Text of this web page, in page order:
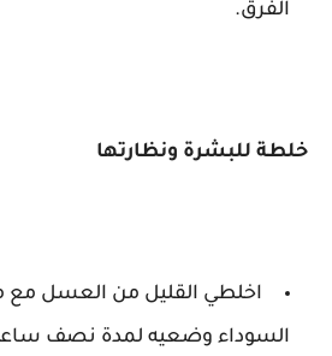
الفرق.
خلطة للبشرة ونظارتها
اخلطي القليل من العسل مع
السوداء وضعيه لمدة نصف